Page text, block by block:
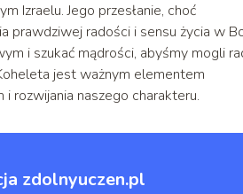
Izraelu. Jego przesłanie, choć
prawdziwej radości i sensu życia w
i szukać mądrości, abyśmy mogli
jest ważnym elementem
rozwijania naszego charakteru.
zdolnyuczen.pl